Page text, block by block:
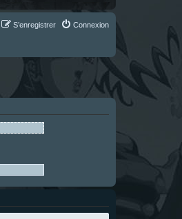
Connexion
S’enregistrer